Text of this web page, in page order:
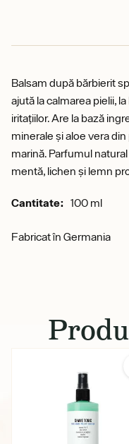
Balsam după bărbierit
ajută la calmarea pielii,
iritațiilor. Are la bază
minerale și aloe vera
marină. Parfumul
mentă, lichen și lemn
Cantitate: 100 ml
Fabricat în Germania